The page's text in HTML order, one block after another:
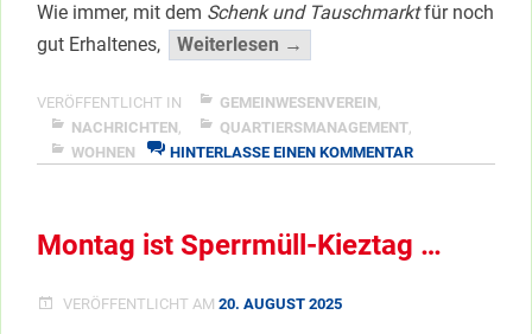
Wie immer, mit dem Schenk und Tauschmarktfür noch
gut Erhaltenes,
Weiterlesen →
im
Jahrhundertviertel!”
</span
VERÖFFENTLICHT IN GEMEINWESENVEREIN,
NACHRICHTEN, QUARTIERSMANAGEMENT,
WOHNEN
HINTERLASSE EINEN KOMMENTARZU
Montag ist Sperrmüll-Kieztag …
VERÖFFENTLICHT AM 20. AUGUST 2025